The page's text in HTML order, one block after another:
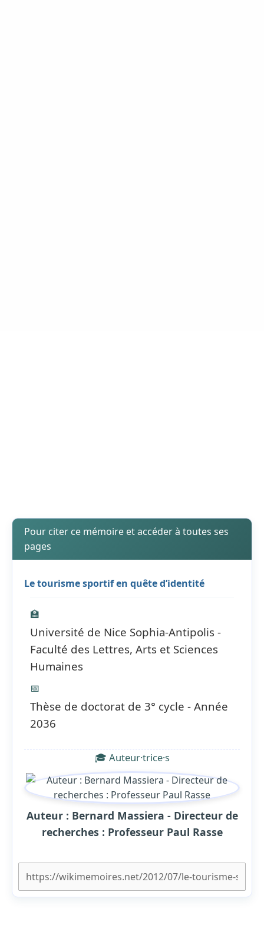
Pour citer ce mémoire et accéder à toutes ses
pages
Le tourisme sportif en quête d’identité
🏫
Université de Nice Sophia-Antipolis -
Faculté des Lettres, Arts et Sciences
Humaines
📅
Thèse de doctorat de 3° cycle - Année
2036
🎓 Auteur·trice·s
Auteur : Bernard Massiera - Directeur de
recherches : Professeur Paul Rasse